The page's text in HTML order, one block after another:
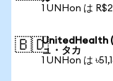
1 UNHon は
🇧🇩UnitedHealth
ュ・タカ
1 UNHon は